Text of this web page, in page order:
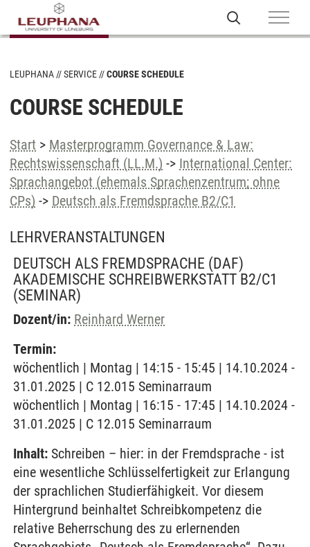
LEUPHANA SERVICE COURSE SCHEDULE
COURSE SCHEDULE
Start > Masterprogramm Governance & Law:
Rechtswissenschaft (LL.M.) -> International Center:
Sprachangebot (ehemals Sprachenzentrum; ohne
CPs) -> Deutsch als Fremdsprache B2/C1
LEHRVERANSTALTUNGEN
DEUTSCH ALS FREMDSPRACHE (DAF)
AKADEMISCHE SCHREIBWERKSTATT B2/C1
(SEMINAR)
Dozent/in: Reinhard Werner
Termin:
wöchentlich | Montag | 14:15 - 15:45 | 14.10.2024 -
31.01.2025 | C 12.015 Seminarraum
wöchentlich | Montag | 16:15 - 17:45 | 14.10.2024 -
31.01.2025 | C 12.015 Seminarraum
Inhalt: Schreiben – hier: in der Fremdsprache - ist
eine wesentliche Schlüsselfertigkeit zur Erlangung
der sprachlichen Studierfähigkeit. Vor diesem
Hintergrund beinhaltet Schreibkompetenz die
relative Beherrschung des zu erlernenden